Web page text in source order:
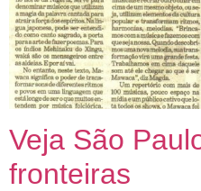
Veja São
fronteiras